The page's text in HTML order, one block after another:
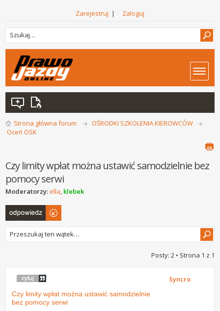
Zarejestruj | Zaloguj
Strona główna forum
OŚRODKI SZKOLENIA KIEROWCÓW
Oceń OSK
Czy limity wpłat można ustawić samodzielnie bez
pomocy serwi
Moderatorzy:ella, klebek
Odpowiedz
Posty: 2 • Strona 1 z 1
Czy limity wpłat można ustawić samodzielnie
bez pomocy serwi
Syncro